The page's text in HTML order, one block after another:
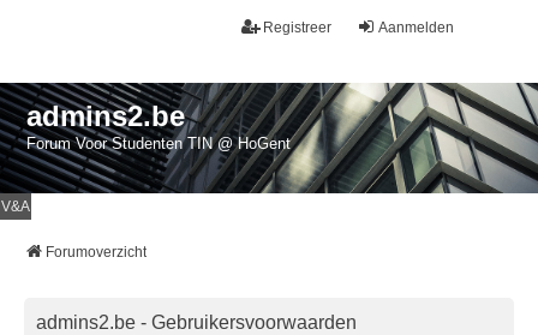
Aanmelden
Registreer
admins2.be
Forum Voor Studenten TIN @ HoGent
V&A
Forumoverzicht
admins2.be - Gebruikersvoorwaarden